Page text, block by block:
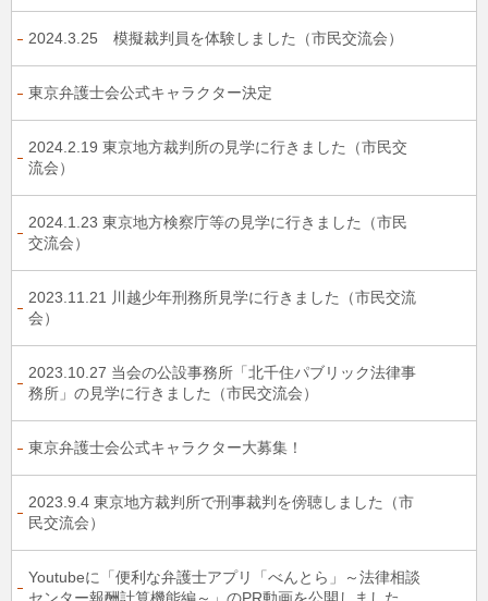
2024.3.25 模擬裁判員を体験しました（市民交流会）
東京弁護士会公式キャラクター決定
2024.2.19 東京地方裁判所の見学に行きました（市民交
流会）
2024.1.23 東京地方検察庁等の見学に行きました（市民
交流会）
2023.11.21 川越少年刑務所見学に行きました（市民交流
会）
2023.10.27 当会の公設事務所「北千住パブリック法律事
務所」の見学に行きました（市民交流会）
東京弁護士会公式キャラクター大募集！
2023.9.4 東京地方裁判所で刑事裁判を傍聴しました（市
民交流会）
Youtubeに「便利な弁護士アプリ「べんとら」～法律相談